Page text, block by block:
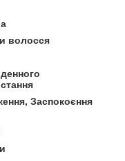
волосся
Заспокоєння